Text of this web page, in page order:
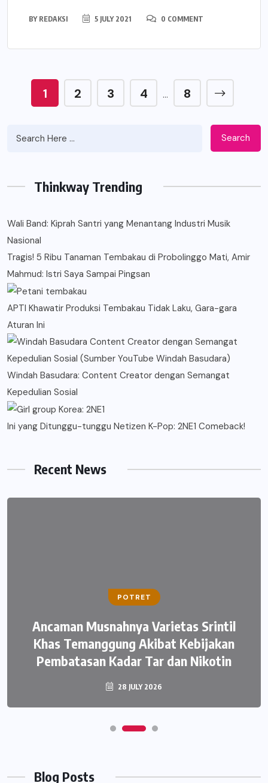
BY REDAKSI 5 JULY 2021 0 COMMENT
1 2 3 4 … 8
Search
Thinkway Trending
Wali Band: Kiprah Santri yang Menantang Industri Musik
Nasional
Tragis! 5 Ribu Tanaman Tembakau di Probolinggo Mati, Amir
Mahmud: Istri Saya Sampai Pingsan
APTI Khawatir Produksi Tembakau Tidak Laku, Gara-gara
Aturan Ini
Windah Basudara: Content Creator dengan Semangat
Kepedulian Sosial
Ini yang Ditunggu-tunggu Netizen K-Pop: 2NE1 Comeback!
Recent News
POTRET
Ancaman Musnahnya Varietas Srintil
Khas Temanggung Akibat Kebijakan
Pembatasan Kadar Tar dan Nikotin
28 JULY 2026
Blog Posts